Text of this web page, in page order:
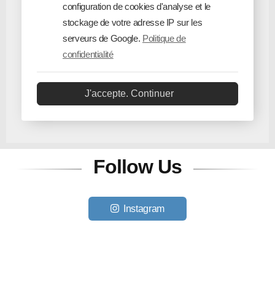
configuration de cookies d'analyse et le
stockage de votre adresse IP sur les
serveurs de Google. Politique de
confidentialité
J'accepte. Continuer
Follow Us
Instagram